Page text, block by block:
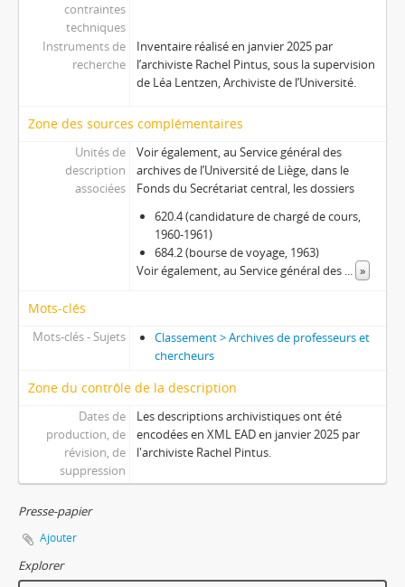
contraintes
techniques
Instruments de
recherche
Inventaire réalisé en janvier 2025 par
l’archiviste Rachel Pintus, sous la supervision
de Léa Lentzen, Archiviste de l’Université.
Zone des sources complémentaires
Unités de
description
associées
Voir également, au Service général des
archives de l’Université de Liège, dans le
Fonds du Secrétariat central, les dossiers
620.4 (candidature de chargé de cours,
1960-1961)
684.2 (bourse de voyage, 1963)
Voir également, au Service général des ... »
Mots-clés
Mots-clés - Sujets
Classement > Archives de professeurs et
chercheurs
Zone du contrôle de la description
Dates de
production, de
révision, de
suppression
Les descriptions archivistiques ont été
encodées en XML EAD en janvier 2025 par
l'archiviste Rachel Pintus.
Presse-papier
Ajouter
Explorer